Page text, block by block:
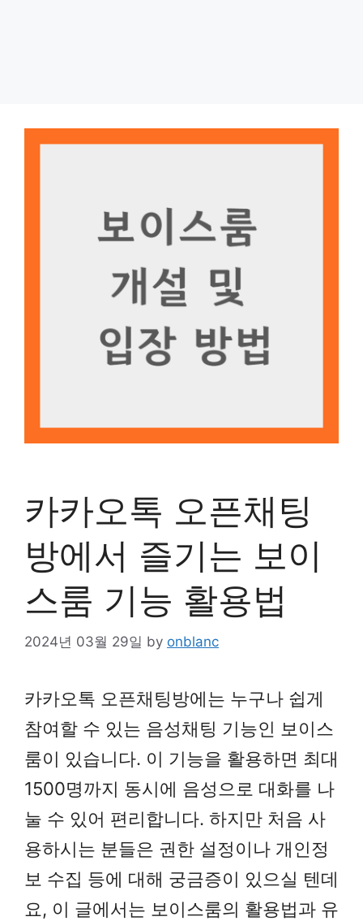
카카오톡 오픈채팅
방에서 즐기는 보이
스룸 기능 활용법
2024년 03월 29일 by onblanc
카카오톡 오픈채팅방에는 누구나 쉽게
참여할 수 있는 음성채팅 기능인 보이스
룸이 있습니다. 이 기능을 활용하면 최대
1500명까지 동시에 음성으로 대화를 나
눌 수 있어 편리합니다. 하지만 처음 사
용하시는 분들은 권한 설정이나 개인정
보 수집 등에 대해 궁금증이 있으실 텐데
요, 이 글에서는 보이스룸의 활용법과 유